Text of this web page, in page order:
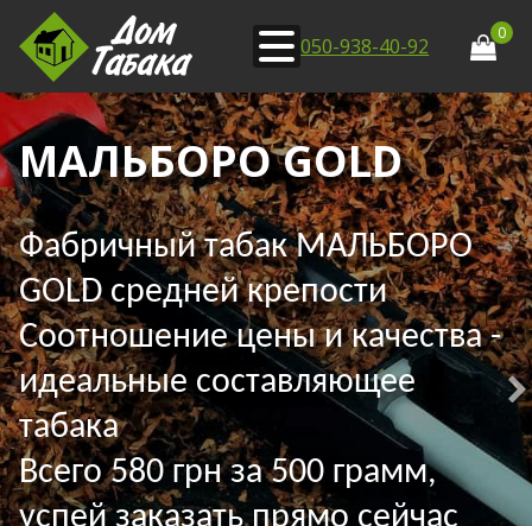
050-938-40-92
0
МАЛЬБОРО GOLD
Фабричный табак МАЛЬБОРО
GOLD средней крепости
Соотношение цены и качества -
идеальные составляющее
табака
Всего 580 грн за 500 грамм,